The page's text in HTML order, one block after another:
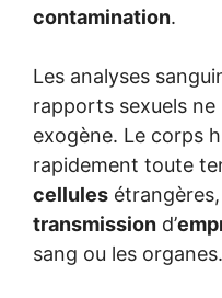
contamination.
Les analyses
rapports sexuels ne
exogène. Le corps
rapidement toute
cellules
transmission d’
sang ou les organes.